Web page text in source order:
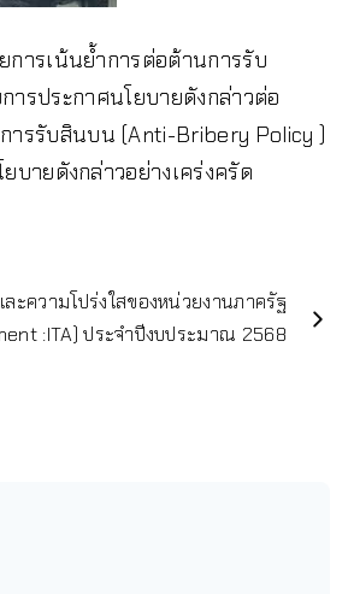
ารเน้นย้ำการต่อต้านการรับ
รประกาศนโยบายดังกล่าวต่อ
ารรับสินบน (Anti-Bribery Policy )
ายดังกล่าวอย่างเคร่งครัด
ความโปร่งใสของหน่วยงานภาครัฐ
:ITA) ประจำปีงบประมาณ 2568